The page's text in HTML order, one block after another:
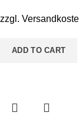
zzgl.
ADD TO CART